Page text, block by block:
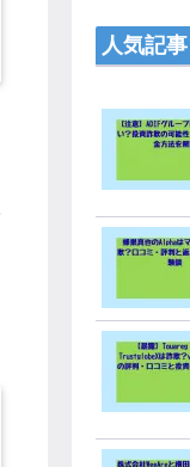
人気記事